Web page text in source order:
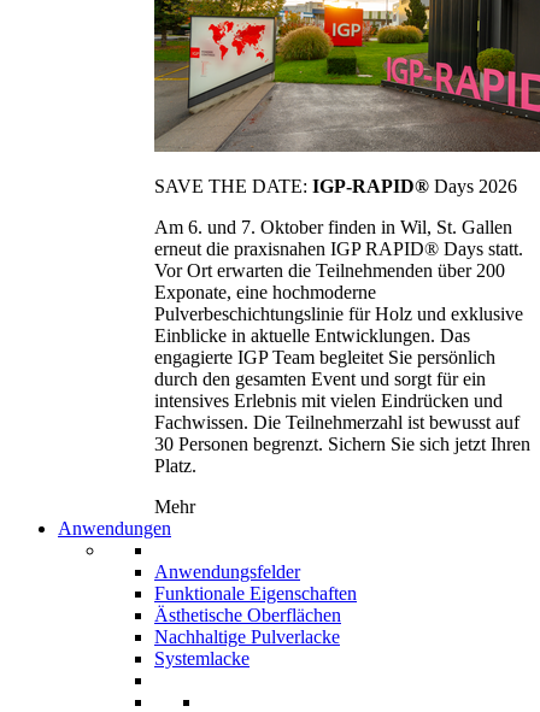
SAVE THE DATE: IGP-RAPID® Days 2026
Am 6. und 7. Oktober finden in Wil, St. Gallen
erneut die praxisnahen IGP RAPID® Days statt.
Vor Ort erwarten die Teilnehmenden über 200
Exponate, eine hochmoderne
Pulverbeschichtungslinie für Holz und exklusive
Einblicke in aktuelle Entwicklungen. Das
engagierte IGP Team begleitet Sie persönlich
durch den gesamten Event und sorgt für ein
intensives Erlebnis mit vielen Eindrücken und
Fachwissen. Die Teilnehmerzahl ist bewusst auf
30 Personen begrenzt. Sichern Sie sich jetzt Ihren
Platz.
Mehr
Anwendungen
Anwendungsfelder
Funktionale Eigenschaften
Ästhetische Oberflächen
Nachhaltige Pulverlacke
Systemlacke